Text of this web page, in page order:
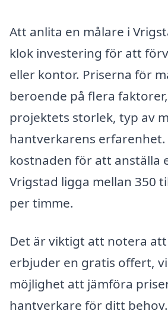
Att anlita en målare i
klok investering för att
eller kontor. Priserna för
beroende på flera
projektets storlek, typ av
hantverkarens erfarenhet.
kostnaden för att anställa
Vrigstad ligga mellan 350
per timme.
Det är viktigt att notera
erbjuder en gratis offert,
möjlighet att jämföra
hantverkare för ditt